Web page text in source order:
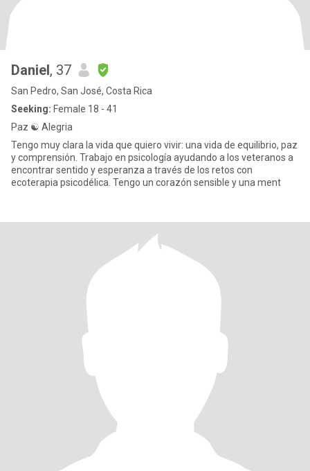
Daniel, 37
San Pedro, San José, Costa Rica
Seeking: Female 18 - 41
Paz ☯️ Alegria
Tengo muy clara la vida que quiero vivir: una vida de equilibrio, paz
y comprensión. Trabajo en psicología ayudando a los veteranos a
encontrar sentido y esperanza a través de los retos con
ecoterapia psicodélica. Tengo un corazón sensible y una ment